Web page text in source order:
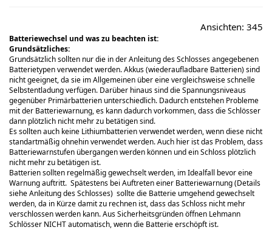
c
a
l
t
e
n
Ansichten: 345
Batteriewechsel und was zu beachten ist:
Grundsätzliches:
Grundsätzlich sollten nur die in der Anleitung des Schlosses angegebenen
Batterietypen verwendet werden. Akkus (wiederaufladbare Batterien) sind
nicht geeignet, da sie im Allgemeinen über eine vergleichsweise schnelle
Selbstentladung verfügen. Darüber hinaus sind die Spannungsniveaus
gegenüber Primärbatterien unterschiedlich. Dadurch entstehen Probleme
mit der Batteriewarnung, es kann dadurch vorkommen, dass die Schlösser
dann plötzlich nicht mehr zu betätigen sind.
Es sollten auch keine Lithiumbatterien verwendet werden, wenn diese nicht
standartmäßig ohnehin verwendet werden. Auch hier ist das Problem, dass
Batteriewarnstufen übergangen werden können und ein Schloss plötzlich
nicht mehr zu betätigen ist.
Batterien sollten regelmäßig gewechselt werden, im Idealfall bevor eine
Warnung auftritt. Spätestens bei Auftreten einer Batteriewarnung (Details
siehe Anleitung des Schlosses) sollte die Batterie umgehend gewechselt
werden, da in Kürze damit zu rechnen ist, dass das Schloss nicht mehr
verschlossen werden kann. Aus Sicherheitsgründen öffnen Lehmann
Schlösser NICHT automatisch, wenn die Batterie erschöpft ist.